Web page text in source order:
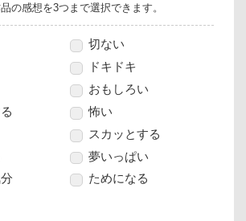
の感想を3つまで選択できます。
切ない
ドキドキ
おもしろい
怖い
スカッとする
夢いっぱい
ためになる